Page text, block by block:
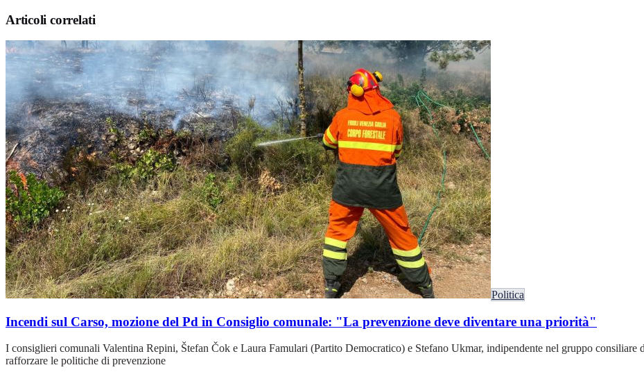
Articoli correlati
Politica
Incendi sul Carso, mozione del Pd in Consiglio comunale: "La prevenzione deve diventare una priorità"
I consiglieri comunali Valentina Repini, Štefan Čok e Laura Famulari (Partito Democratico) e Stefano Ukmar, indipendente nel gruppo consiliare
rafforzare le politiche di prevenzione